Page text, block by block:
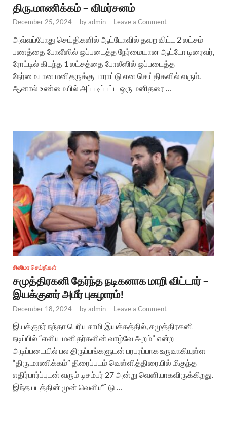
திரு.மாணிக்கம் – விமர்சனம்
December 25, 2024 - byadmin - Leave a Comment
அவ்வப்போது செய்திகளில் ஆட்டோவில் தவற விட்ட 2 லட்சம்
பணத்தை போலீஸில் ஒப்படைத்த நேர்மையான ஆட்டோ டிரைவர்,
ரோட்டில் கிடந்த 1 லட்சத்தை போலீஸில் ஒப்படைத்த
நேர்மையான மனிதருக்கு பாராட்டு என செய்திகளில் வரும்.
ஆனால் உண்மையில் அப்படிப்பட்ட ஒரு மனிதரை …
சினிமா செய்திகள்
சமுத்திரகனி தேர்ந்த நடிகனாக மாறி விட்டார் –
இயக்குனர் அமீர் புகழாரம்!
December 18, 2024 - byadmin - Leave a Comment
இயக்குநர் நந்தா பெரியசாமி இயக்கத்தில், சமுத்திரகனி
நடிப்பில் “எளிய மனிதர்களின் வாழ்வே அறம்” என்ற
அடிப்படையில் பல திருப்பங்களுடன் பரபரப்பாக உருவாகியுள்ள
“திரு.மாணிக்கம்” திரைப்படம் வெள்ளித்திரையில் மிகுந்த
எதிர்பார்ப்புடன் வரும் டிசம்பர் 27 அன்று வெளியாகவிருக்கிறது.
இந்த படத்தின் முன் வெளியீட்டு …